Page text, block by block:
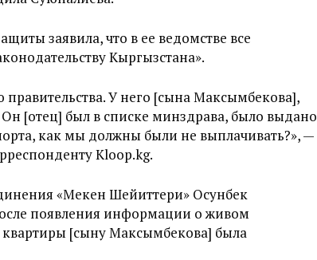
заявила, что в ее ведомстве все
Кыргызстана».
У него [сына Максымбекова],
[отец] был в списке минздрава, было выдано
как мы должны были не выплачивать?», —
Kloop.kg.
«Мекен Шейиттери» Осунбек
появления информации о живом
[сыну Максымбекова] была